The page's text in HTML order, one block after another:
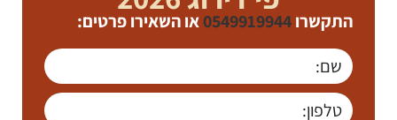
התקשרו0549919944או השאירו פרטים: